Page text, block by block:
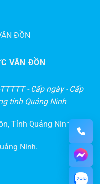
ĐỒN
VÂN ĐỒN
- Cấp ngày - Cấp
tỉnh Quảng Ninh
Tỉnh Quảng Ninh
Ninh.